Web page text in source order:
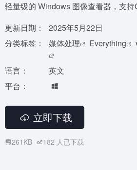
轻量级的 Windows 图像查看器，支
更新日期：
2025年5月22日
分类标签：
媒体处理 Everything
语言：
英文
平台：
立即下载
261KB 182 人已下载